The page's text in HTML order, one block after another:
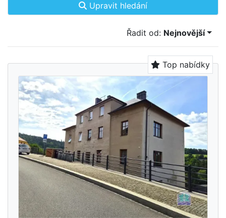
Upravit hledání
Řadit od: Nejnovější
Top nabídky